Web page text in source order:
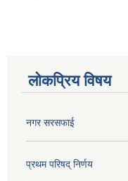
लोकप्रिय विषय
नगर सरसफाई
प्रथम परिषद् निर्णय